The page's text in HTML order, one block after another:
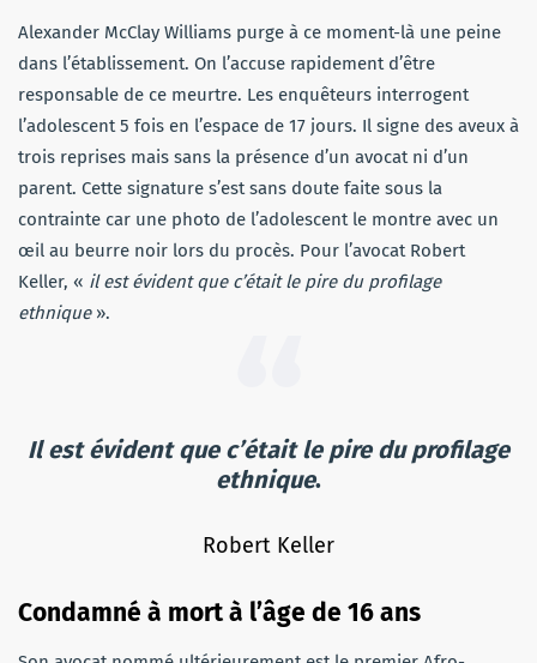
Alexander McClay Williams purge à ce moment-là une peine
dans l’établissement. On l’accuse rapidement d’être
responsable de ce meurtre. Les enquêteurs interrogent
l’adolescent 5 fois en l’espace de 17 jours. Il signe des aveux à
trois reprises mais sans la présence d’un avocat ni d’un
parent. Cette signature s’est sans doute faite sous la
contrainte car une photo de l’adolescent le montre avec un
œil au beurre noir lors du procès. Pour l’avocat Robert
Keller, « il est évident que c’était le pire du profilage
ethnique».
Il est évident que c’était le pire du profilage
ethnique.
Robert Keller
Condamné à mort à l’âge de 16 ans